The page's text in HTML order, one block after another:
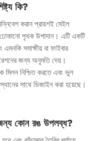
কি?
করান প্রায়শই মেইল
পৃথক উপাদান। এটি একটি
সমাক্ষীয় বা ফাইবার
জন্য অনুমতি দেয়।
মিলন নিশ্চিত করতে এবং ভুল
সাথে ডিজাইন করা হয়েছে।
জন্য কোন রঙ উপলব্ধ?